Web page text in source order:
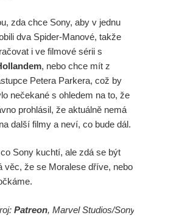
zda chce Sony, aby v jednu
dva Spider-Manové, takže
i ve filmové sérii s
, nebo chce mít z
Petera Parkera, což by
nečekané s ohledem na to, že
prohlásil, že aktuálně nemá
další filmy a neví, co bude dál.
Sony kuchtí, ale zdá se být
věc, že se Moralese dříve, nebo
Patreon, Marvel Studios/Sony